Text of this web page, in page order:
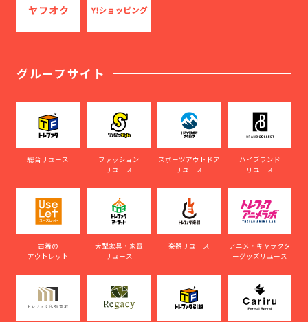
グループサイト
総合リユース
ファッション
リユース
スポーツアウトドア
リユース
ハイブランド
リユース
古着の
アウトレット
大型家具・家電
リユース
楽器リユース
アニメ・キャラクタ
ーグッズリユース